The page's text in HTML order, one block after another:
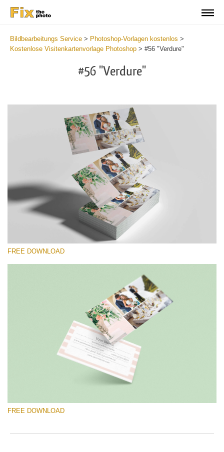
Bildbearbeitungs Service > Photoshop-Vorlagen kostenlos >
Kostenlose Visitenkartenvorlage Photoshop > #56 "Verdure"
#56 "Verdure"
Bitte wählen Sie
Newborn Photography Price List
Kostenloser Download
FREE DOWNLOAD
FREE DOWNLOAD